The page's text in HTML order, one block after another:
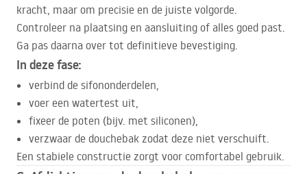
kracht, maar om precisie en de juiste volgorde.
Controleer na plaatsing en aansluiting of alles goed past.
Ga pas daarna over tot definitieve bevestiging.
In deze fase:
verbind de sifononderdelen,
voer een watertest uit,
fixeer de poten (bijv. met siliconen),
verzwaar de douchebak zodat deze niet verschuift.
Een stabiele constructie zorgt voor comfortabel gebruik.